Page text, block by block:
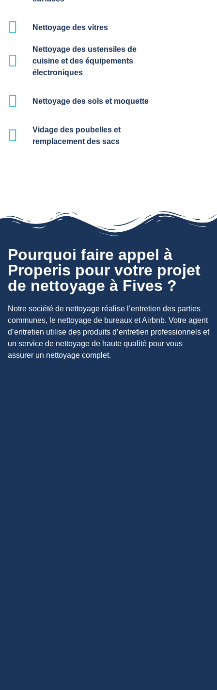
Nettoyage des vitres
Nettoyage des ustensiles de
cuisine et des équipements
électroniques
Nettoyage des sols et moquette
Vidage des poubelles et
remplacement des sacs
Pourquoi faire appel à
Properis pour votre projet
de nettoyage à Fives ?
Notre société de nettoyage réalise l’entretien des parties
communes, le nettoyage de bureaux et Airbnb. Votre agent
d’entretien utilise des produits d’entretien professionnels et
un service de nettoyage de haute qualité pour vous
assurer un nettoyage complet.